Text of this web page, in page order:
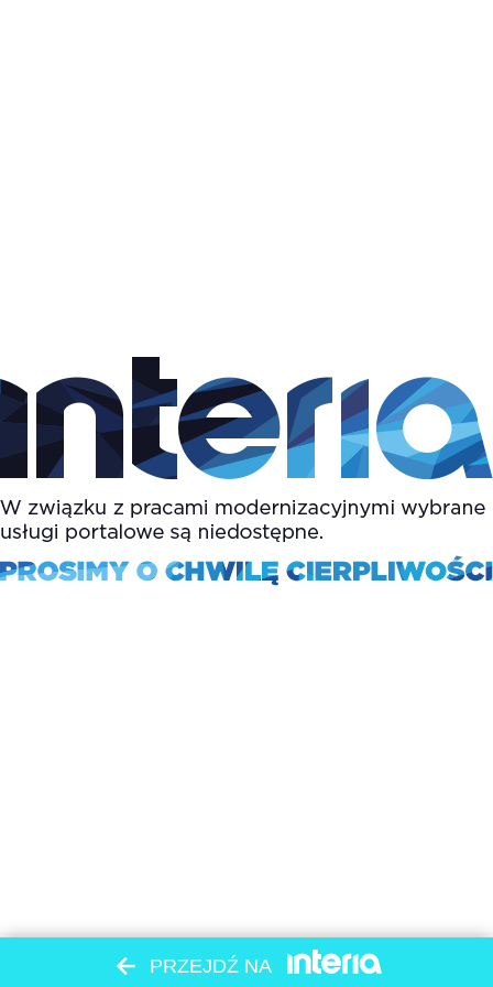
PRZEJDŹ NA